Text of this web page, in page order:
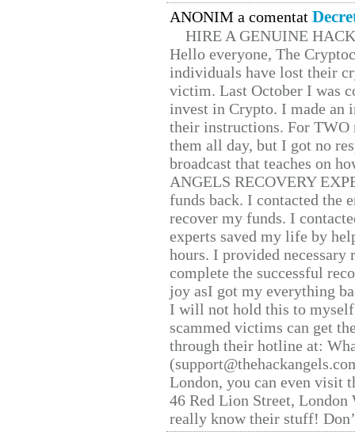
ANONIM a comentat
HIRE A GENUINE
Hello everyone, The
individuals have lost their
victim. Last October I was
invest in Crypto. I made
their instructions. For TWO
them all day, but I got no
broadcast that teaches on
ANGELS RECOVERY
funds back. I contacted the
recover my funds. I
experts saved my life by
hours. I provided
complete the successful
joy asI got my everything
I will not hold this to
scammed victims can get
through their hotline at:
London, you can even visit
46 Red Lion Street, London
really know their stuff!